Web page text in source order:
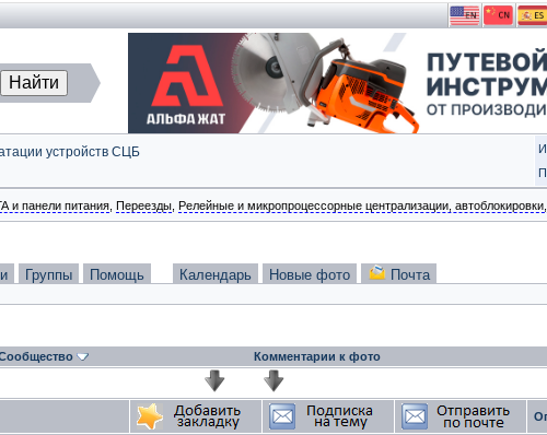
устройств СЦБ
и панели питания Переезды Релейные и микропроцессорные централизации,
Группы Помощь Календарь Новые фото Почта
Комментарии к фото